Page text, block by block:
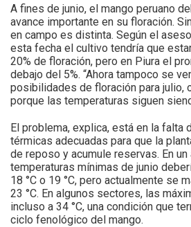
A fines de junio, el mango peruano
avance importante en su floración.
en campo es distinta. Según el
esta fecha el cultivo tendría que
20% de floración, pero en Piura el
debajo del 5%. “Ahora tampoco se
posibilidades de floración para julio,
porque las temperaturas siguen
El problema, explica, está en la falta
térmicas adecuadas para que la
de reposo y acumule reservas. En un
temperaturas mínimas de junio
18 °C o 19 °C, pero actualmente se
23 °C. En algunos sectores, las
incluso a 34 °C, una condición que
ciclo fenológico del mango.